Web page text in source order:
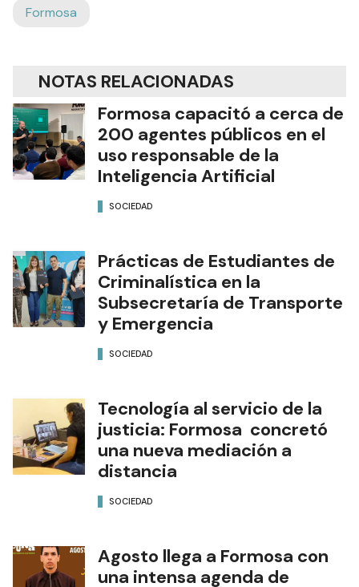
Formosa
NOTAS RELACIONADAS
Formosa capacitó a cerca de
200 agentes públicos en el
uso responsable de la
Inteligencia Artificial
SOCIEDAD
Prácticas de Estudiantes de
Criminalística en la
Subsecretaría de Transporte
y Emergencia
SOCIEDAD
Tecnología al servicio de la
justicia: Formosa concretó
una nueva mediación a
distancia
SOCIEDAD
Agosto llega a Formosa con
una intensa agenda de